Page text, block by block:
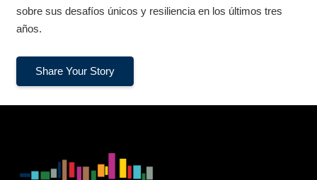
sobre sus desafíos únicos y resiliencia en los últimos tres
años.
Share Your Story